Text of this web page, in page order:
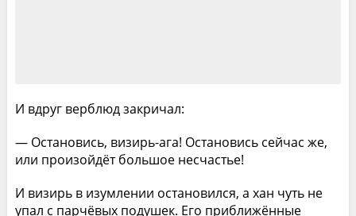
И вдруг верблюд закричал:
— Остановись, визирь-ага! Остановись сейчас же,
или произойдёт большое несчастье!
И визирь в изумлении остановился, а хан чуть не
упал с парчёвых подушек. Его приближённые